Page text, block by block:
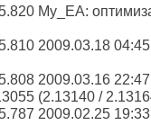
My_EA:
2009.03.18 04:45
2009.03.16
(2.13140 /
2009.02.25